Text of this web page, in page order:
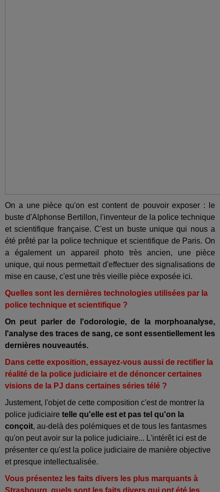
On a une pièce qu'on est content de pouvoir exposer : le
buste d'Alphonse Bertillon, l'inventeur de la police technique
et scientifique française. C'est un buste unique qui nous a
été prêté par la police technique et scientifique de Paris. On
a également un appareil photo très ancien, une pièce
unique, qui nous permettait d'effectuer des signalisations de
mise en cause, c'est une très vieille pièce exposée ici.
Quelles sont les dernières technologies utilisées par la
police technique et scientifique ?
On peut parler de l'odorologie, de la morphoanalyse,
l'analyse des traces de sang, ce sont essentiellement les
dernières nouveautés.
Dans cette exposition, essayez-vous aussi de rectifier la
réalité de la police judiciaire et de dénoncer certaines
visions de la PJ dans certaines séries télé ?
Justement, l'objet de cette composition c'est de montrer la
police judiciaire telle qu'elle est et pas tel qu'on la
conçoit, au-delà des polémiques et de tous les fantasmes
qu'on peut avoir sur la police judiciaire... L'intérêt ici est de
présenter ce qu'est la police judiciaire de manière objective
et presque intellectualisée.
Vous présentez les faits divers les plus marquants à
Strasbourg, quels sont les faits divers qui ont été les